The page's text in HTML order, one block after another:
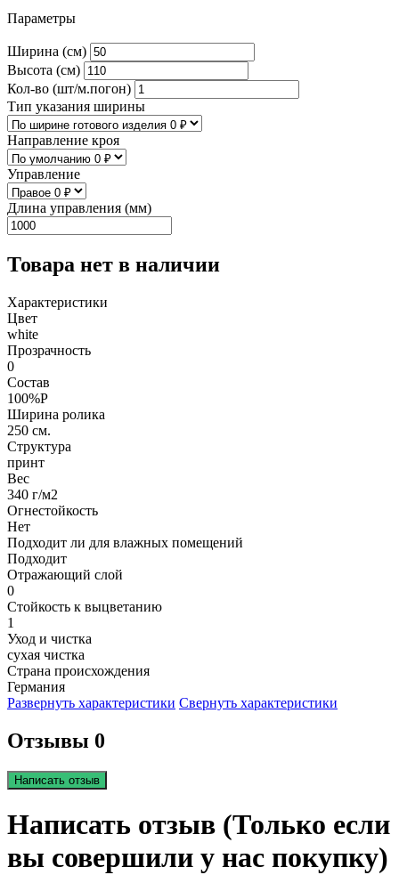
Параметры
Ширина (см)
Высота (см)
Кол-во (шт/м.погон)
Тип указания ширины
Направление кроя
Управление
Длина управления (мм)
Товара нет в наличии
Характеристики
Цвет
white
Прозрачность
0
Состав
100%P
Ширина ролика
250 см.
Структура
принт
Вес
340 г/м2
Огнестойкость
Нет
Подходит ли для влажных помещений
Подходит
Отражающий слой
0
Стойкость к выцветанию
1
Уход и чистка
сухая чистка
Страна происхождения
Германия
Развернуть характеристики Свернуть характеристики
Отзывы 0
Написать отзыв
Написать отзыв (Только если
вы совершили у нас покупку)